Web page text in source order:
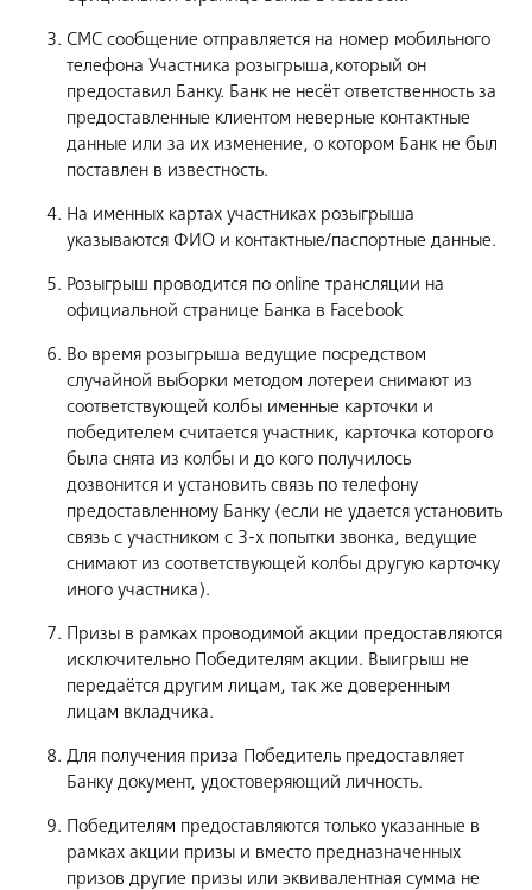
СМС сообщение отправляется на номер мобильного
телефона Участника розыгрыша,который он
предоставил Банку. Банк не несёт ответственность за
предоставленные клиентом неверные контактные
данные или за их изменение, о котором Банк не был
поставлен в известность.
На именных картах участниках розыгрыша
указываются ФИО и контактные/паспортные данные.
Розыгрыш проводится по online трансляции на
официальной странице Банка в Facebook
Во время розыгрыша ведущие посредством
случайной выборки методом лотереи снимают из
соответствующей колбы именные карточки и
победителем считается участник, карточка которого
была снята из колбы и до кого получилось
дозвонится и установить связь по телефону
предоставленному Банку (если не удается установить
связь с участником с 3-х попытки звонка, ведущие
снимают из соответствующей колбы другую карточку
иного участника).
Призы в рамках проводимой акции предоставляются
исключительно Победителям акции. Выигрыш не
передаётся другим лицам, так же доверенным
лицам вкладчика.
Для получения приза Победитель предоставляет
Банку документ, удостоверяющий личность.
Победителям предоставляются только указанные в
рамках акции призы и вместо предназначенных
призов другие призы или эквивалентная сумма не